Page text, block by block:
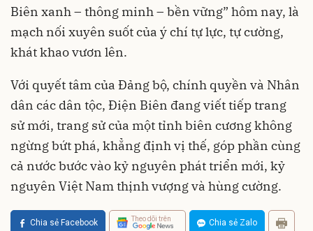
Biên xanh – thông minh – bền vững” hôm nay, là
mạch nối xuyên suốt của ý chí tự lực, tự cường,
khát khao vươn lên.
Với quyết tâm của Đảng bộ, chính quyền và Nhân
dân các dân tộc, Điện Biên đang viết tiếp trang
sử mới, trang sử của một tỉnh biên cương không
ngừng bứt phá, khẳng định vị thế, góp phần cùng
cả nước bước vào kỷ nguyên phát triển mới, kỷ
nguyên Việt Nam thịnh vượng và hùng cường.
Chia sẻ Facebook Theo dõi trên Chia sẻ Zalo